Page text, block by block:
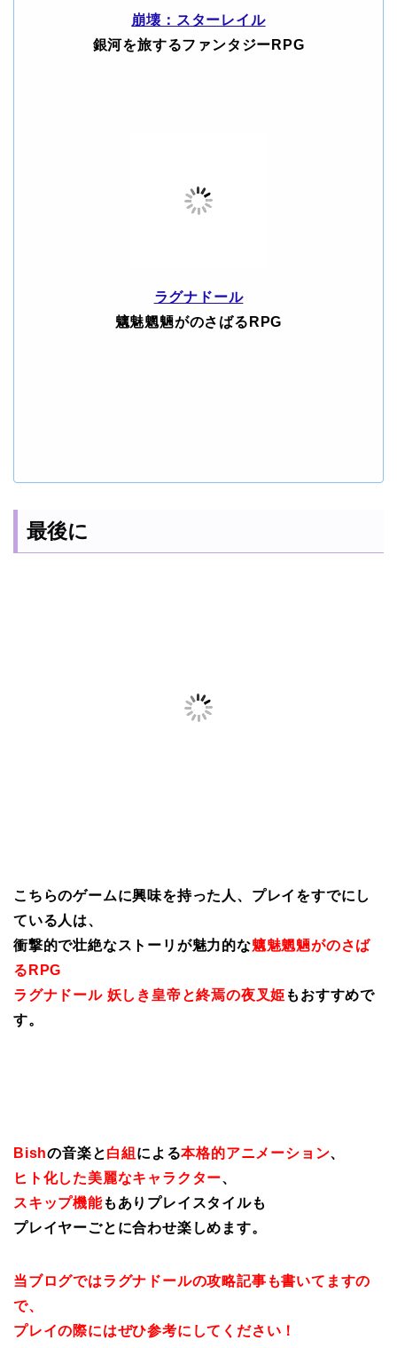
崩壊：スターレイル
銀河を旅するファンタジーRPG
ラグナドール
魑魅魍魎がのさばるRPG
最後に
こちらのゲームに興味を持った人、プレイをすでにし
ている人は、
衝撃的で壮絶なストーリが魅力的な魑魅魍魎がのさば
るRPG
ラグナドール 妖しき皇帝と終焉の夜叉姫 もおすすめで
す。
Bishの音楽と白組 による本格的アニメーション、
ヒト化した美麗なキャラクター、
スキップ機能もありプレイスタイルも
プレイヤーごとに合わせ楽しめます。
当ブログではラグナドールの攻略記事も書いてますの
で、
プレイの際にはぜひ参考にしてください！